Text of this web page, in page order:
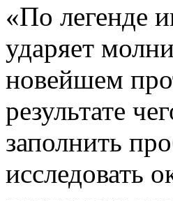
«По легенде
ударяет
новейшем
результате
заполнить
исследовать